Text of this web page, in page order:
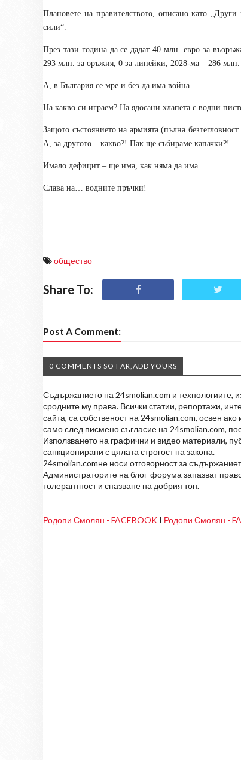
Плановете на правителството, описано като
сили“.
През тази година да се дадат 40 млн. евро за
293 млн. за оръжия, 0 за линейки, 2028-ма – 286 млн.
А, в България се мре и без да има война.
На какво си играем? На ядосани хлапета с водни
Защото състоянието на армията (пълна
А, за другото – какво?! Пак ще събираме капачки?!
Имало дефицит – ще има, как няма да има.
Слава на… водните пръчки!
общество
Share To:
Post A Comment:
0 COMMENTS SO FAR,ADD YOURS
Съдържанието на 24smolian.com и технологиите,
сродните му права. Всички статии, репортажи,
сайта, са собственост на 24smolian.com, освен
само след писмено съгласие на 24smolian.com,
Използването на графични и видео материали,
санкционирани с цялата строгост на закона.
24smolian.comне носи отговорност за
Администраторите на блог-форума запазват
толерантност и спазване на добрия тон.
Родопи Смолян - FACEBOOK I Родопи Смолян -